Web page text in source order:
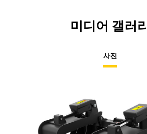
미디어 갤러리
사진